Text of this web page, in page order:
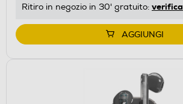
Ritiro in negozio in 30' gratuito: verifica
AGGIUNGI